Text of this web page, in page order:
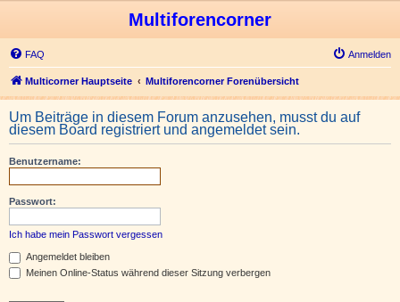
Multiforencorner
FAQ Anmelden
Multicorner Hauptseite Multiforencorner Forenübersicht
Um Beiträge in diesem Forum anzusehen, musst du auf
diesem Board registriert und angemeldet sein.
Benutzername:
Passwort:
Ich habe mein Passwort vergessen
Angemeldet bleiben
Meinen Online-Status während dieser Sitzung verbergen